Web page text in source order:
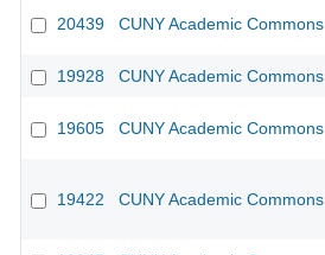
20439 CUNY Academic Commons
19928 CUNY Academic Commons
19605 CUNY Academic Commons
19422 CUNY Academic Commons